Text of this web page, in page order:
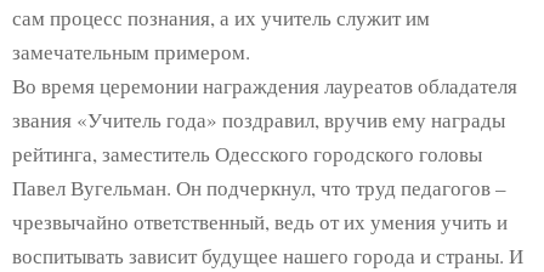
сам процесс познания, а их учитель служит им
замечательным примером.
Во время церемонии награждения лауреатов обладателя
звания «Учитель года» поздравил, вручив ему награды
рейтинга, заместитель Одесского городского головы
Павел Вугельман. Он подчеркнул, что труд педагогов –
чрезвычайно ответственный, ведь от их умения учить и
воспитывать зависит будущее нашего города и страны. И